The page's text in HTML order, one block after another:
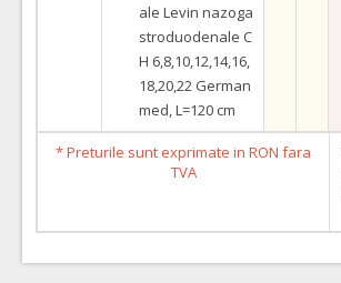
ale Levin nazoga
stroduodenale C
H 6,8,10,12,14,16,
18,20,22 German
med, L=120 cm
* Preturile sunt exprimate in RON fara
TVA